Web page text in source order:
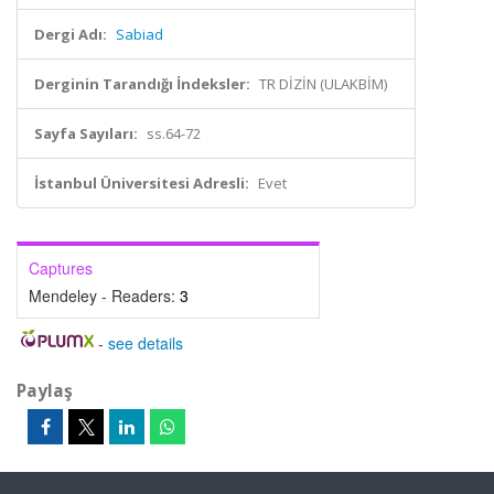
Dergi Adı: Sabiad
Derginin Tarandığı İndeksler: TR DİZİN (ULAKBİM)
Sayfa Sayıları: ss.64-72
İstanbul Üniversitesi Adresli: Evet
Captures
Mendeley - Readers: 3
- see details
Paylaş